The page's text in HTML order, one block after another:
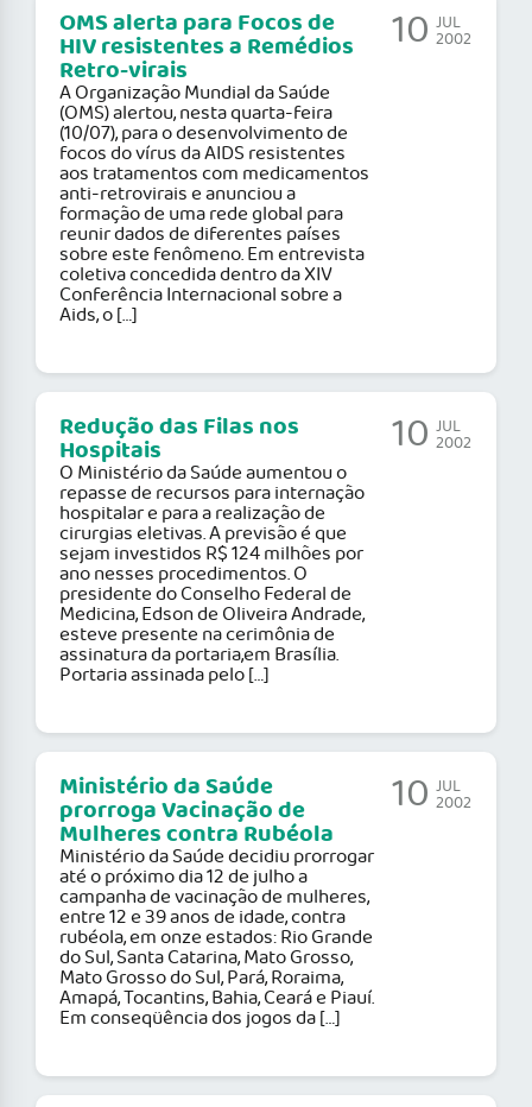
OMS alerta para Focos de
HIV resistentes a Remédios
Retro-virais
A Organização Mundial da Saúde
(OMS) alertou, nesta quarta-feira
(10/07), para o desenvolvimento de
focos do vírus da AIDS resistentes
aos tratamentos com medicamentos
anti-retrovirais e anunciou a
formação de uma rede global para
reunir dados de diferentes países
sobre este fenômeno. Em entrevista
coletiva concedida dentro da XIV
Conferência Internacional sobre a
Aids, o […]
10 JUL
2002
Redução das Filas nos
Hospitais
O Ministério da Saúde aumentou o
repasse de recursos para internação
hospitalar e para a realização de
cirurgias eletivas. A previsão é que
sejam investidos R$ 124 milhões por
ano nesses procedimentos. O
presidente do Conselho Federal de
Medicina, Edson de Oliveira Andrade,
esteve presente na cerimônia de
assinatura da portaria,em Brasília.
Portaria assinada pelo […]
10 JUL
2002
Ministério da Saúde
prorroga Vacinação de
Mulheres contra Rubéola
Ministério da Saúde decidiu prorrogar
até o próximo dia 12 de julho a
campanha de vacinação de mulheres,
entre 12 e 39 anos de idade, contra
rubéola, em onze estados: Rio Grande
do Sul, Santa Catarina, Mato Grosso,
Mato Grosso do Sul, Pará, Roraima,
Amapá, Tocantins, Bahia, Ceará e Piauí.
Em conseqüência dos jogos da […]
10 JUL
2002